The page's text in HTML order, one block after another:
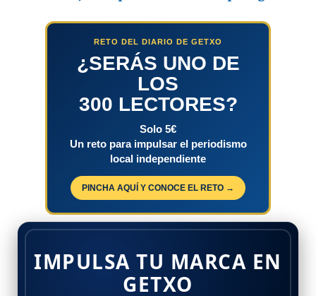
RETO DEL DIARIO DE GETXO
¿SERÁS UNO DE
LOS
300 LECTORES?
Solo 5€
Un reto para impulsar el periodismo
local independiente
PINCHA AQUÍ Y CONOCE EL RETO →
IMPULSA TU MARCA EN
GETXO